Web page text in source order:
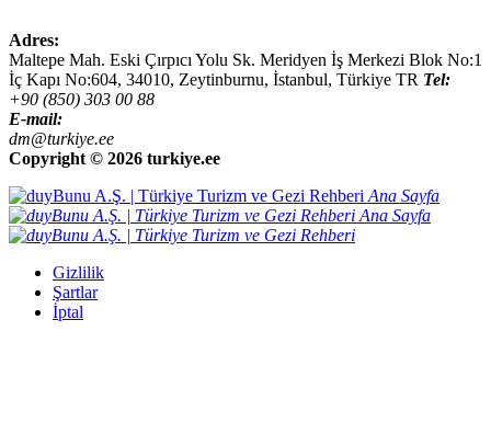
Adres:
Maltepe Mah. Eski Çırpıcı Yolu Sk. Meridyen İş Merkezi Blok No:1
İç Kapı No:604, 34010, Zeytinburnu, İstanbul, Türkiye TR Tel:
+90 (850) 303 00 88
E-mail:
dm@turkiye.ee
Copyright © 2026 turkiye.ee
Ana Sayfa
Ana Sayfa
Gizlilik
Şartlar
İptal